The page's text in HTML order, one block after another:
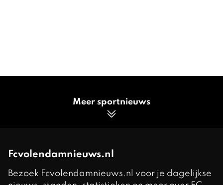
Meer sportnieuws
Fcvolendamnieuws.nl
Bezoek Fcvolendamnieuws.nl voor je dagelijkse